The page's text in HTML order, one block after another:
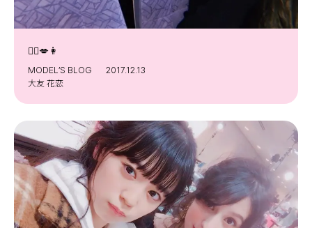
👩‍❤️️‍💋‍👩
MODEL’S BLOG
2017.12.13
大友 花恋